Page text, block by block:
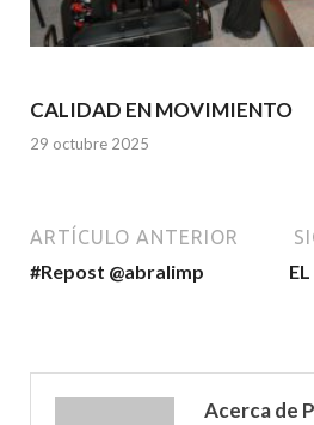
CALIDAD EN MOVIMIENTO
29 octubre 2025
ARTÍCULO ANTERIOR
#Repost @abralimp
Acerca de